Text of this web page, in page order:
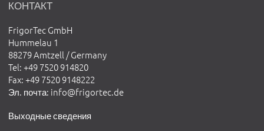
КОНТАКТ
FrigorTec GmbH
Hummelau 1
88279 Amtzell / Germany
Tel: +49 7520 914820
Fax: +49 7520 9148222
Эл. почта: info@frigortec.de
Выходные сведения